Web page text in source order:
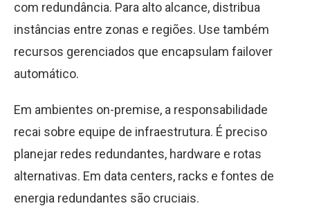
com redundância. Para alto alcance, distribua
instâncias entre zonas e regiões. Use também
recursos gerenciados que encapsulam failover
automático.
Em ambientes on-premise, a responsabilidade
recai sobre equipe de infraestrutura. É preciso
planejar redes redundantes, hardware e rotas
alternativas. Em data centers, racks e fontes de
energia redundantes são cruciais.